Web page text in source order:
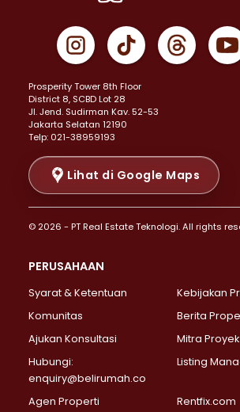
Properti Dijual di Gambir >
Properti Dijual di Johar Baru >
Properti Dijual di Menteng >
Properti Dijual di Senen >
Properti Dijual di Tanah Abang >
Properti Dijual di Cikini >
Properti Dijual di Kramat >
Properti Dijual di Pasar Baru >
Properti Dijual di Bendungan Hilir >
Properti Dijual di Jakarta Selatan
Properti Dijual di Lebak Bulus >
Properti Dijual di Gandaria Selatan >
Properti Dijual di Pondok Labu >
Properti Dijual di Lenteng Agung >
Properti Dijual di Senayan >
Properti Dijual di Pondok Pinang >
Prosperity Tower 8th Floor
District 8, SCBD Lot 28
JI. Jend. Sudirman Kav. 52-53
Jakarta Selatan 12190
Telp: 021-38959193
Lihat di Google Maps
© 2026 - PT Real Estate Teknologi. All rights
PERUSAHAAN
Syarat & Ketentuan
Kebijakan
Komunitas
Berita
Ajukan Konsultasi
Mitra Proyek
Hubungi:
enquiry@belirumah.co
Listing
Agen Properti Rentfix.com